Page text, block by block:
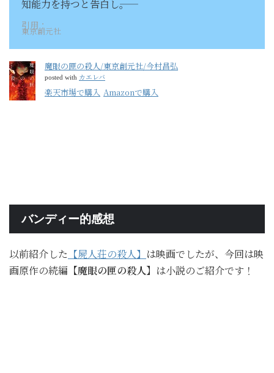
知能力を持つと告白し――。
引用：
東京創元社
魔眼の匣の殺人/東京創元社/今村昌弘
posted with カエレバ
楽天市場で購入 Amazonで購入
バンディー的感想
以前紹介した 【屍人荘の殺人】 は映画でしたが、今回は映
画原作の続編 【魔眼の匣の殺人】 は小説のご紹介です！